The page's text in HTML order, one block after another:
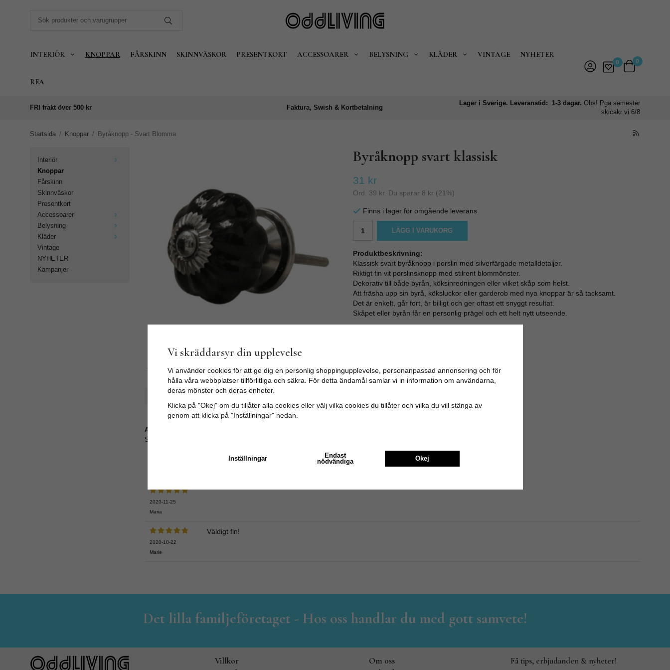
INTERIÖR KNOPPAR FÅRSKINN SKINNVÄSKOR PRESENTKORT ACCESSOARER BELYSNING KLÄDER VINTAGE NYHETER
REA
0 0
FRI frakt över 500 kr Faktura, Swish & Kortbetalning
Lager i Sverige. Leveranstid: 1-3 dagar.Obs! Pga semester
skicakr vi 6/8
Startsida / Knoppar / Byråknopp - Svart Blomma
Interiör
Knoppar
Fårskinn
Skinnväskor
Presentkort
Accessoarer
Belysning
Kläder
Vintage
NYHETER
Kampanjer
Byråknopp svart klassisk
31 kr
Ord. 39 kr. Du sparar 8 kr (21 %)
Finns i lager för omgående leverans
LÄGG I VARUKORG
Produktbeskrivning:
Klassisk svart byråknopp i porslin med silverfärgade metalldetaljer.
Riktigt fin vit porslinsknopp med stilrent blommönster.
Dekorativ till både byrån, köksinredningen eller vilket skåp som helst.
Att fräsha upp sin byrå, köksluckor eller garderob med nya knoppar är så tacksamt.
Det är enkelt, går fort, är billigt och ger oftast ett snyggt resultat.
Skåpet eller byrån får en personlig prägel och ett helt nytt utseende.
Artikelnummer:
SCMK-71
Medelbetyg /5 baserat på2st röster.
2020-11-25
Maria
2020-10-22
Marie
Väldigt fin!
Det lilla familjeföretaget - Hos oss handlar du med gott samvete!
Villkor
Om oss
Få tips, erbjudanden & nyheter!
Vi skräddarsyr din upplevelse
Vi använder cookies för att ge dig en personlig shoppingupplevelse, personanpassad annonsering och för
hålla våra webbplatser tillförlitliga och säkra. För detta ändamål samlar vi in information om användarna,
deras mönster och deras enheter.
Klicka på "Okej" om du tillåter alla cookies eller välj vilka cookies du tillåter och vilka du vill stänga av
genom att klicka på "Inställningar" nedan.
Inställningar
Endast
nödvändiga
Okej